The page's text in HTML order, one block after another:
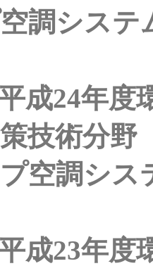
空調シス
成24年度
技術分野
空調シス
成23年